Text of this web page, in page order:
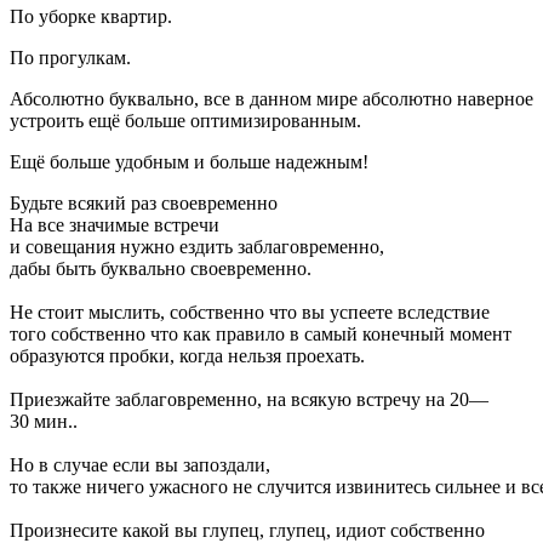
По уборке квартир.
По прогулкам.
Абсолютно буквально, все в данном мире абсолютно наверное
устроить ещё больше оптимизированным.
Ещё больше удобным и больше надежным!
Будьте всякий раз своевременно
На все значимые встречи
и совещания нужно ездить заблаговременно,
дабы быть буквально своевременно.
Не стоит мыслить, собственно что вы успеете вследствие
того собственно что как правило в самый конечный момент
образуются пробки, когда нельзя проехать.
Приезжайте заблаговременно, на всякую встречу на 20—
30 мин..
Но в случае если вы запоздали,
то также ничего ужасного не случится извинитесь сильнее и
Произнесите какой вы глупец, глупец, идиот собственно